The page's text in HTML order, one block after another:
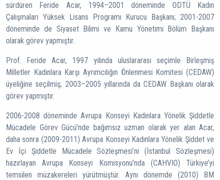
sürdüren Feride Acar, 1994–2001 döneminde ODTÜ Kadın
Çalışmaları Yüksek Lisans Programı Kurucu Başkanı; 2001-2007
döneminde de Siyaset Bilimi ve Kamu Yönetimi Bölüm Başkanı
olarak görev yapmıştır.
Prof. Feride Acar, 1997 yılında uluslararası seçimle Birleşmiş
Milletler Kadınlara Karşı Ayrımcılığın Önlenmesi Komitesi (CEDAW)
üyeliğine seçilmiş; 2003–2005 yıllarında da CEDAW Başkanı olarak
görev yapmıştır.
2006-2008 döneminde Avrupa Konseyi Kadınlara Yönelik Şiddetle
Mücadele Görev Gücü’nde bağımsız uzman olarak yer alan Acar,
daha sonra (2009-2011) Avrupa Konseyi Kadınlara Yönelik Şiddet ve
Ev İçi Şiddetle Mücadele Sözleşmesi’ni (İstanbul Sözleşmesi)
hazırlayan Avrupa Konseyi Komisyonu’nda (CAHVIO) Türkiye’yi
temsilen müzakereleri yürütmüştür. Aynı dönemde (2010) BM